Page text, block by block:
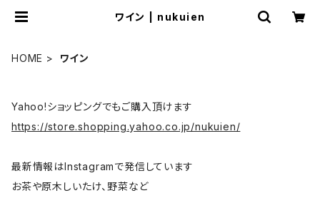
ワイン | nukuien
HOME ワイン
Yahoo!ショッピングでもご購入頂けます
https://store.shopping.yahoo.co.jp/nukuien/
最新情報はInstagramで発信しています
お茶や原木しいたけ、野菜など